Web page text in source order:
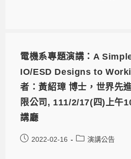
電機系專題演講：A
IO/ESD Designs to
者：黃紹璋 博士，世界先
限公司, 111/2/17(四)上午
講廳
2022-02-16 演講公告